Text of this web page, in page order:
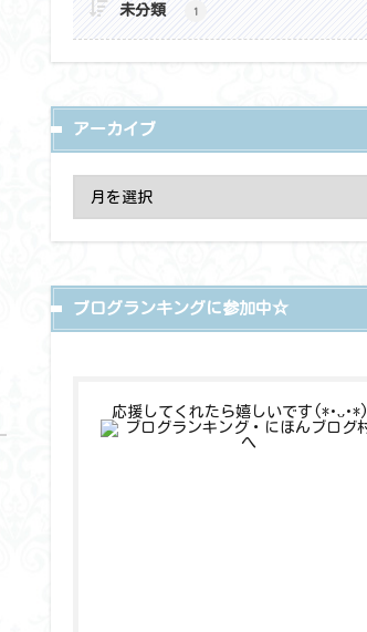
未分類 1
アーカイブ
ブログランキングに参加中☆
応援してくれたら嬉しいです(*•ᴗ•*)